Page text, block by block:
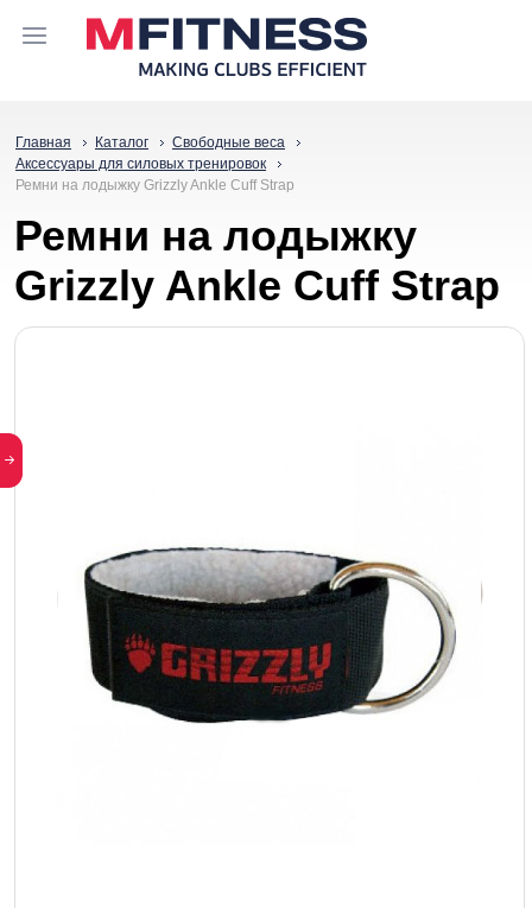
Главная Каталог
Свободные веса
Аксессуары для силовых тренировок
Ремни на лодыжку Grizzly Ankle Cuff Strap
Ремни на лодыжку
Grizzly Ankle Cuff Strap